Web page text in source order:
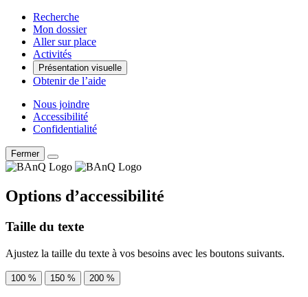
Recherche
Mon dossier
Aller sur place
Activités
Présentation visuelle
Obtenir de l’aide
Nous joindre
Accessibilité
Confidentialité
Fermer
Options d’accessibilité
Taille du texte
Ajustez la taille du texte à vos besoins avec les boutons suivants.
100 % 150 % 200 %